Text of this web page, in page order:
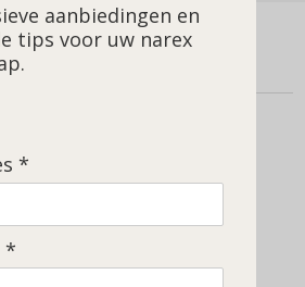
gereedschap
KOPEN IN
gereedschap kopen in
aanbiedingen en
tips voor uw narex
*
*